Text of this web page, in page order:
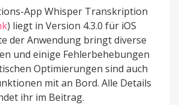
App Whisper Transkription
) liegt in Version 4.3.0 für iOS
der Anwendung bringt diverse
und einige Fehlerbehebungen
Optimierungen sind auch
mit an Bord. Alle Details
ihr im Beitrag.